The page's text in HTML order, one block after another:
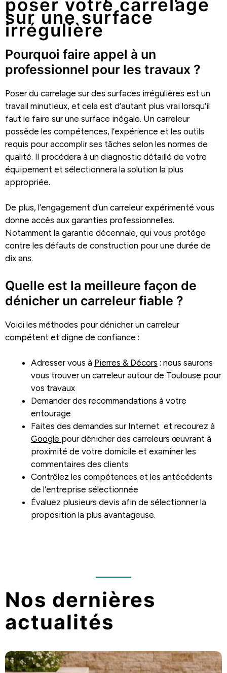
poser votre carrelage
sur une surface
irrégulière
Pourquoi faire appel à un
professionnel pour les travaux ?
Poser du carrelage sur des surfaces irrégulières est un
travail minutieux, et cela est d’autant plus vrai lorsqu’il
faut le faire sur une surface inégale. Un carreleur
possède les compétences, l’expérience et les outils
requis pour accomplir ses tâches selon les normes de
qualité. Il procédera à un diagnostic détaillé de votre
équipement et sélectionnera la solution la plus
appropriée.
De plus, l’engagement d’un carreleur expérimenté vous
donne accès aux garanties professionnelles.
Notamment la garantie décennale, qui vous protège
contre les défauts de construction pour une durée de
dix ans.
Quelle est la meilleure façon de
dénicher un carreleur fiable ?
Voici les méthodes pour dénicher un carreleur
compétent et digne de confiance :
Adresser vous à Pierres & Décors : nous saurons
vous trouver un carreleur autour de Toulouse pour
vos travaux
Demander des recommandations à votre
entourage
Faites des demandes sur Internet et recourez à
Google pour dénicher des carreleurs œuvrant à
proximité de votre domicile et examiner les
commentaires des clients
Contrôlez les compétences et les antécédents
de l’entreprise sélectionnée
Évaluez plusieurs devis afin de sélectionner la
proposition la plus avantageuse.
Nos dernières
actualités